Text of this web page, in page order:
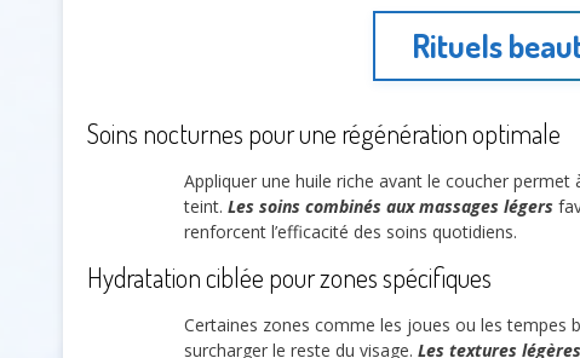
Rituels
Soins nocturnes pour une régénération optimale
Appliquer une huile riche avant le coucher
teint. Les soins combinés aux massages légers
renforcent l’efficacité des soins quotidiens.
Hydratation ciblée pour zones spécifiques
Certaines zones comme les joues ou les tempes
surcharger le reste du visage. Les textures